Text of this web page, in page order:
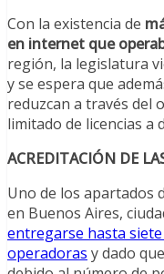
Con la existencia de
en internet que
región, la legislatura
y se espera que
reduzcan a través del
limitado de licencias a
ACREDITACIÓN DE
Uno de los apartados
en Buenos Aires,
entregarse hasta
operadoras y dado